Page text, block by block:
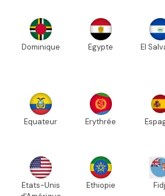
Dominique Egypte El
Equateur Erythrée
Etats-Unis
Ethiopie